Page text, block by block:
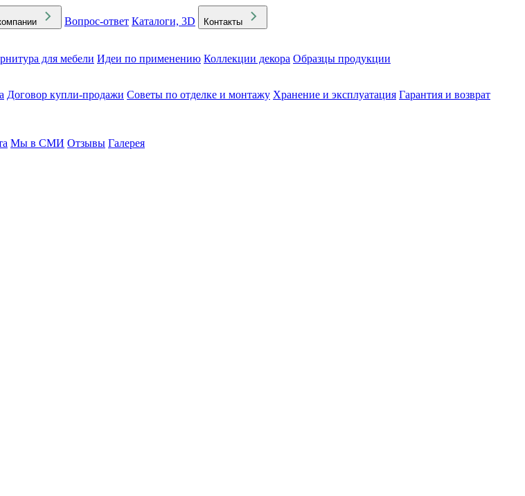
Вопрос-ответ Каталоги, 3D Контакты
для мебели Идеи по применению Коллекции декора Образцы продукции
Договор купли-продажи Советы по отделке и монтажу Хранение и эксплуатация Гарантия и возврат
Мы в СМИ Отзывы Галерея